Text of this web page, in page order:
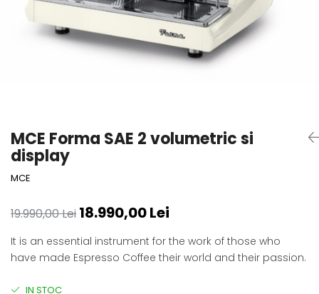
MCE Forma SAE 2 volumetric si
display
MCE
19.990,00 Lei 18.990,00 Lei
It is an essential instrument for the work of those who
have made Espresso Coffee their world and their passion.
IN STOC